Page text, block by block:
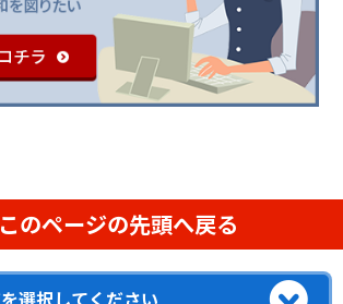
このページの先頭へ戻る